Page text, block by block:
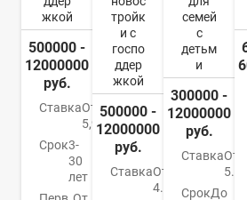
жкой
500000 -
12000000
руб.
СтавкаОт
5,99%
Срок3-
30
лет
тройк
и с
госпо
ддер
жкой
500000 -
12000000
руб.
СтавкаОт
4.84%
семей
с
детьм
и
300000 -
12000000
руб.
СтавкаОт
5.9%
СрокДо